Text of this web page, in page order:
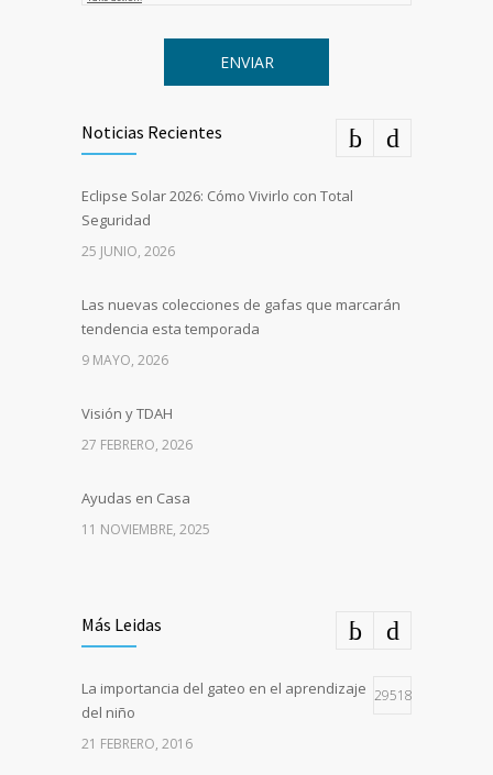
Noticias Recientes
Eclipse Solar 2026: Cómo Vivirlo con Total
Seguridad
25 JUNIO, 2026
Las nuevas colecciones de gafas que marcarán
tendencia esta temporada
9 MAYO, 2026
Visión y TDAH
27 FEBRERO, 2026
Ayudas en Casa
11 NOVIEMBRE, 2025
Más Leidas
La importancia del gateo en el aprendizaje
del niño
29518
21 FEBRERO, 2016